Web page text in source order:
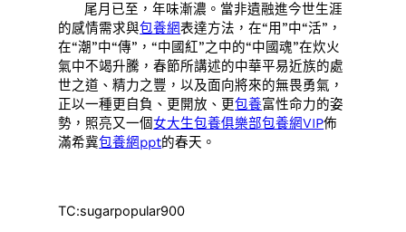
尾月已至，年味漸濃。當非遺融進今世生涯
的感情需求與包養網表達方法，在“用”中“活”，
在“潮”中“傳”，“中國紅”之中的“中國魂”在炊火
氣中不竭升騰，春節所講述的中華平易近族的處
世之道、精力之豐，以及面向將來的無畏勇氣，
正以一種更自負、更開放、更包養富性命力的姿
勢，照亮又一個女大生包養俱樂部包養網VIP佈
滿希冀包養網ppt的春天。
TC:sugarpopular900